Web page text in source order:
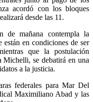
acordó con los bloques
desde las 11.
de mañana contempla la
en condiciones de ser
que la postulación
Michelli, se debatirá en una
a la justicia.
federales para Mar Del
Maximiliano Abad y las